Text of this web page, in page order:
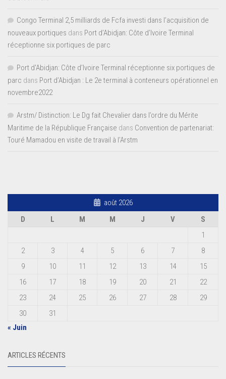
Congo Terminal 2,5 milliards de Fcfa investi dans l’acquisition de
nouveaux portiques dans Port d’Abidjan: Côte d’Ivoire Terminal
réceptionne six portiques de parc
Port d'Abidjan: Côte d’Ivoire Terminal réceptionne six portiques de
parc dans Port d’Abidjan : Le 2e terminal à conteneurs opérationnel en
novembre2022
Arstm/ Distinction: Le Dg fait Chevalier dans l’ordre du Mérite
Maritime de la République Française dans Convention de partenariat:
Touré Mamadou en visite de travail à l’Arstm
août 2026
D
L M M J V
S
1
2
3 4 5 6 7
8
9
10 11 12 13 14
15
16
17 18 19 20 21
22
23
24 25 26 27 28
29
30
31
« Juin
ARTICLES RÉCENTS